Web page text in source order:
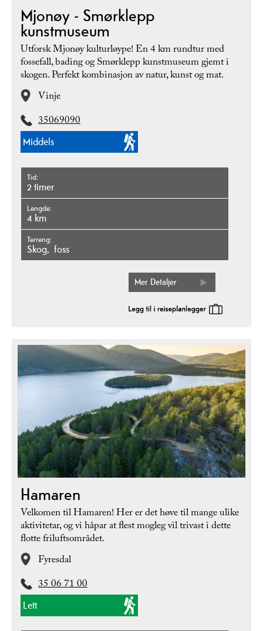
Mjonøy - Smørklepp
kunstmuseum
Utforsk Mjonøy kulturløype! En 4 km rundtur med
fossefall, bading og Smørklepp kunstmuseum gjemt i
skogen. Perfekt kombinasjon av natur, kunst og mat.
Vinje
35069090
Middels
Tid
2 timer
Lengde
4 km
Terreng
skog foss
Mer Detaljer
Hamaren
Velkomen til Hamaren! Her er det høve til mange ulike
aktivitetar, og vi håpar at flest mogleg vil trivast i dette
flotte friluftsområdet.
Fyresdal
35 06 71 00
Lett